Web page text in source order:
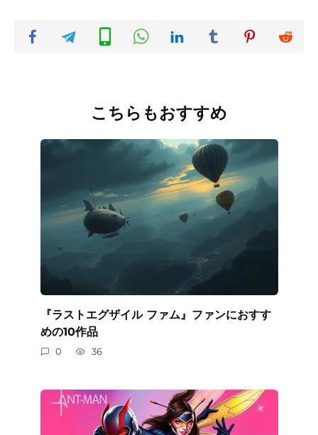
こちらもおすすめ
『ラストエグザイル ファム』ファンにおすす
めの10作品
0 36